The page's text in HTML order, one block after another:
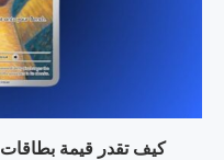
كيف تقدر قيمة بطاقات Pokémon الخاصة بك مجانًا؟